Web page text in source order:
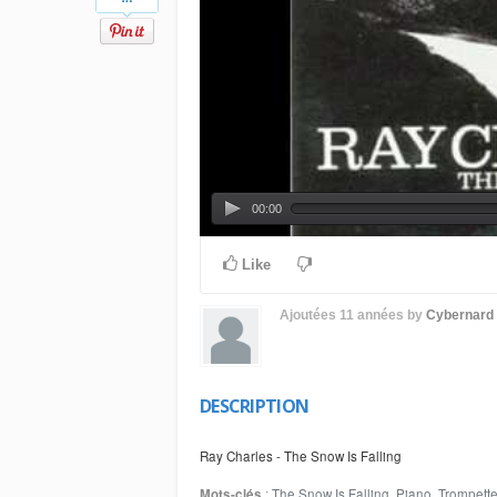
00:00
Like
Ajoutées 11 années by Cybernard
DESCRIPTION
Ray Charles - The Snow Is Falling